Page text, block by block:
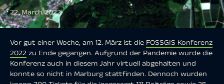
22. March 2022
Vor gut einer Woche, am 12. März ist die FOSSGIS Konferenz
2022 zu Ende gegangen. Aufgrund der Pandemie wurde die
Konferenz auch in diesem Jahr virtuell abgehalten und
konnte so nicht in Marburg stattfinden. Dennoch wurden